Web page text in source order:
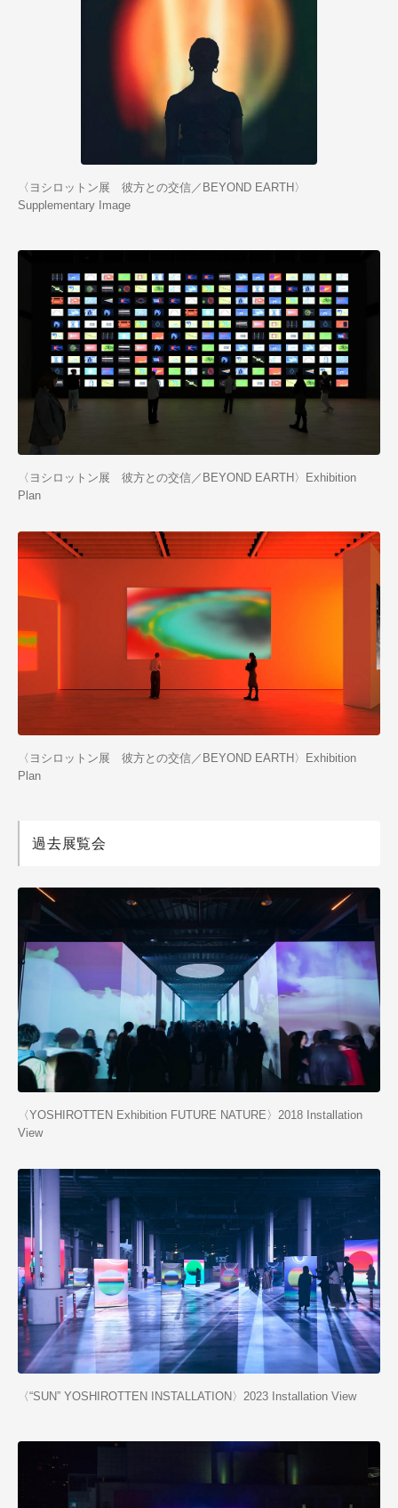
〈ヨシロットン展 彼方との交信／BEYOND EARTH〉
Supplementary Image
〈ヨシロットン展 彼方との交信／BEYOND EARTH〉Exhibition
Plan
〈ヨシロットン展 彼方との交信／BEYOND EARTH〉Exhibition
Plan
過去展覧会
〈YOSHIROTTEN Exhibition FUTURE NATURE〉2018 Installation
View
〈“SUN” YOSHIROTTEN INSTALLATION〉2023 Installation View